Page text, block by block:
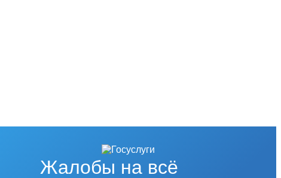
Жалобы на всё